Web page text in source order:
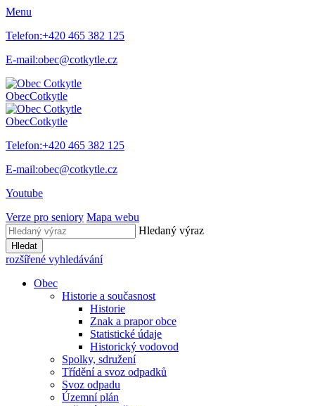
Menu
Telefon:+420 465 382 125
E-mail:obec@cotkytle.cz
ObecCotkytle
ObecCotkytle
Telefon:+420 465 382 125
E-mail:obec@cotkytle.cz
Youtube
Verze pro seniory Mapa webu
Hledaný výraz
Hledat
rozšířené vyhledávání
Obec
Historie a současnost
Historie
Znak a prapor obce
Statistické údaje
Historický vodovod
Spolky, sdružení
Třídění a svoz odpadků
Svoz odpadu
Územní plán